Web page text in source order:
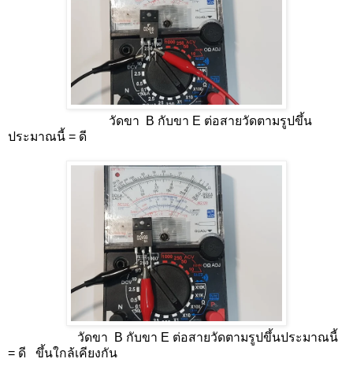
วัดขา B กับขา E ต่อสายวัดตามรูปขึ้น
ประมาณนี้ = ดี
วัดขา B กับขา E ต่อสายวัดตามรูปขึ้นประมาณนี้
= ดี ขึ้นใกล้เคียงกัน